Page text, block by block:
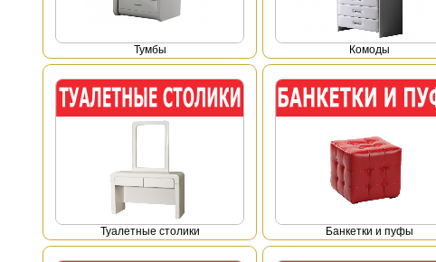
Тумбы Комоды
Туалетные столики Банкетки и пуфы